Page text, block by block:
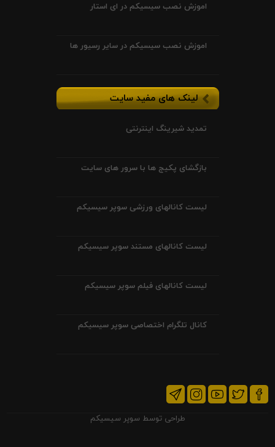
اموزش نصب سیسیکم در ای استار
اموزش نصب سیسیکم در سایر رسیور ها
لینک های مفید سایت
تمدید شیرینگ اینترنتی
بازگشای پکیج ها با سرور های سایت
لیست کانالهای ورزشی سوپر سیسیکم
لیست کانالهای مستند سوپر سیسیکم
لیست کانالهای فیلم سوپر سیسیکم
کانال تلگرام اختصاصی سوپر سیسیکم
طراحی توسط سوپر سیسیکم